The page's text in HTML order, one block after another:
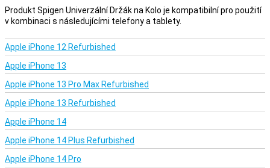
Produkt Spigen Univerzální Držák na Kolo je kompatibilní pro použití
v kombinaci s následujícími telefony a tablety.
Apple iPhone 12 Refurbished
Apple iPhone 13
Apple iPhone 13 Pro Max Refurbished
Apple iPhone 13 Refurbished
Apple iPhone 14
Apple iPhone 14 Plus Refurbished
Apple iPhone 14 Pro